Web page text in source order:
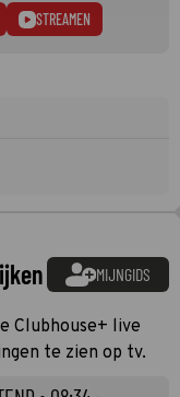
STREAMEN
MIJNGIDS
Clubhouse+ live
te zien op tv.